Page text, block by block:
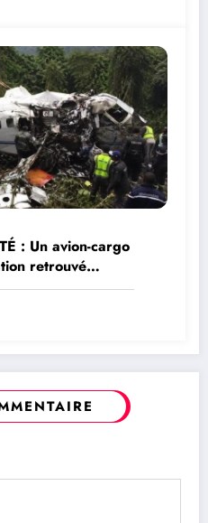
: Un avion-cargo
retrouvé
est sorti